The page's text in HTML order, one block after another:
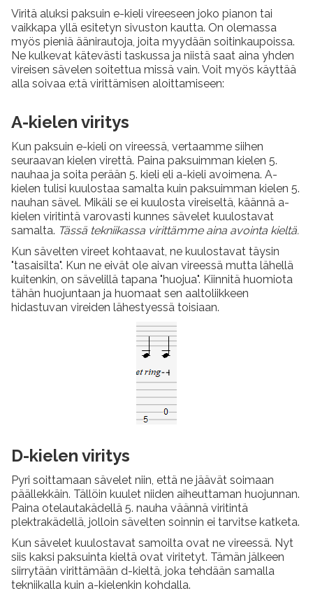
Viritä aluksi paksuin e-kieli vireeseen joko pianon tai
vaikkapa yllä esitetyn sivuston kautta. On olemassa
myös pieniä äänirautoja, joita myydään soitinkaupoissa.
Ne kulkevat kätevästi taskussa ja niistä saat aina yhden
vireisen sävelen soitettua missä vain. Voit myös käyttää
alla soivaa e:tä virittämisen aloittamiseen:
A-kielen viritys
Kun paksuin e-kieli on vireessä, vertaamme siihen
seuraavan kielen virettä. Paina paksuimman kielen 5.
nauhaa ja soita perään 5. kieli eli a-kieli avoimena. A-
kielen tulisi kuulostaa samalta kuin paksuimman kielen 5.
nauhan sävel. Mikäli se ei kuulosta vireiseltä, käännä a-
kielen viritintä varovasti kunnes sävelet kuulostavat
samalta. Tässä tekniikassa virittämme aina avointa kieltä.
Kun sävelten vireet kohtaavat, ne kuulostavat täysin
"tasaisilta". Kun ne eivät ole aivan vireessä mutta lähellä
kuitenkin, on sävelillä tapana "huojua". Kiinnitä huomiota
tähän huojuntaan ja huomaat sen aaltoliikkeen
hidastuvan vireiden lähestyessä toisiaan.
D-kielen viritys
Pyri soittamaan sävelet niin, että ne jäävät soimaan
päällekkäin. Tällöin kuulet niiden aiheuttaman huojunnan.
Paina otelautakädellä 5. nauha väännä viritintä
plektrakädellä, jolloin sävelten soinnin ei tarvitse katketa.
Kun sävelet kuulostavat samoilta ovat ne vireessä. Nyt
siis kaksi paksuinta kieltä ovat viritetyt. Tämän jälkeen
siirrytään virittämään d-kieltä, joka tehdään samalla
tekniikalla kuin a-kielenkin kohdalla.